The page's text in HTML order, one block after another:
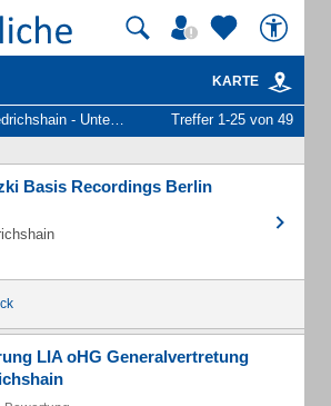
KARTE
- Unternehmen und Personen Treffer 1-25 von 49
Basis Recordings Berlin
LIA oHG Generalvertretung